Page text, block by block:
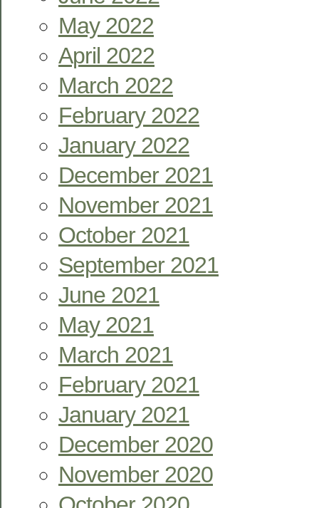
May 2022
April 2022
March 2022
February 2022
January 2022
December 2021
November 2021
October 2021
September 2021
June 2021
May 2021
March 2021
February 2021
January 2021
December 2020
November 2020